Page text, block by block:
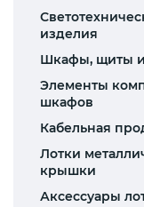
изделия
Шкафы, щиты
Элементы
шкафов
Кабельная
Лотки
крышки
Аксессуары